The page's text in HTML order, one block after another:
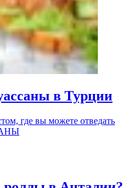
в Турции
где вы можете отведать